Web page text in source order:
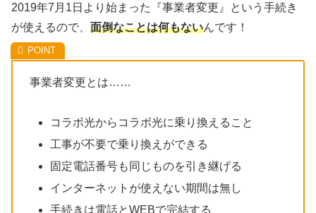
2019年7月1日より始まった『事業者変更』という手続き
が使えるので、 面倒なことは何もないんです！
事業者変更とは……
コラボ光からコラボ光に乗り換えること
工事が不要で乗り換えができる
固定電話番号も同じものを引き継げる
インターネットが使えない期間は無し
手続きは電話とWEBで完結する